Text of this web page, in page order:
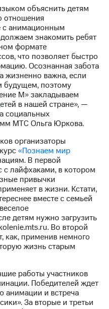
объяснить детям
отношения
с анимационным
знакомить ребят
формате
что позволяет быстро
Осознанная забота
жизненно важна, если
будущем, поэтому
М» закладываем
в нашей стране», —
социальных
МТС Ольга Юркова.
организаторы
«Познаем мир
В первой
с лайфхаками, в котором
привычки
в жизни. Кстати,
вместе с семьей
детям нужно загрузить
Во второй
как, применив немного
жизнь старым
работы участников
Победителей ждет
анимации и встреча
За вторые и третьи